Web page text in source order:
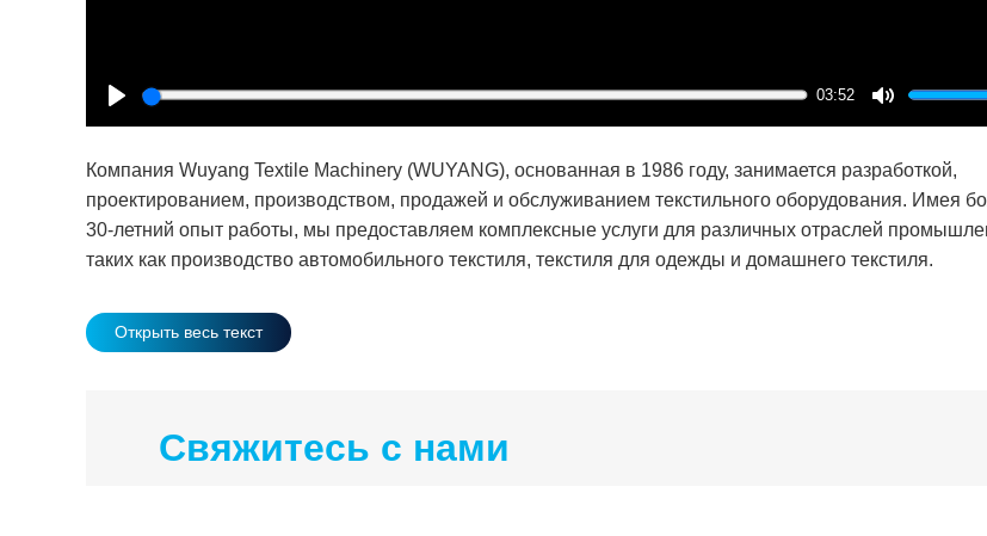
Play
03:52
Mute
Компания Wuyang Textile Machinery (WUYANG), основанная в 1986 году, занимается разработкой,
проектированием, производством, продажей и обслуживанием текстильного оборудования. Имея
30-летний опыт работы, мы предоставляем комплексные услуги для различных отраслей
таких как производство автомобильного текстиля, текстиля для одежды и домашнего текстиля.
Открыть весь текст
Свяжитесь с нами